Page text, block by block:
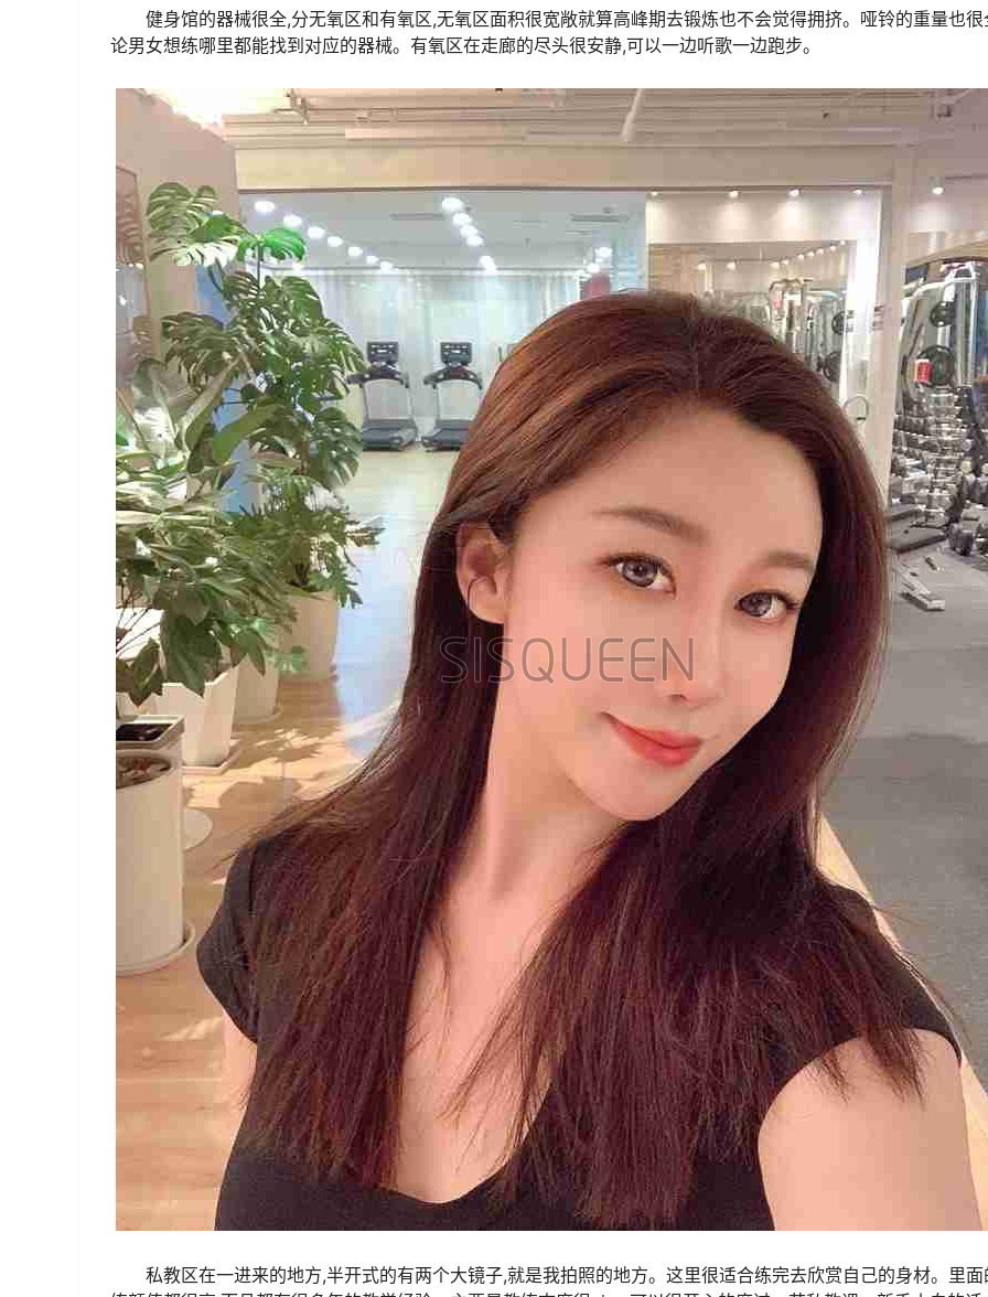
健身馆的器械很全,分无氧区和有氧区,无氧区面积很宽敞就算高峰期去锻炼也不会觉得拥挤。哑铃的重量也很
论男女想练哪里都能找到对应的器械。有氧区在走廊的尽头很安静,可以一边听歌一边跑步。
私教区在一进来的地方,半开式的有两个大镜子,就是我拍照的地方。这里很适合练完去欣赏自己的身材。里面